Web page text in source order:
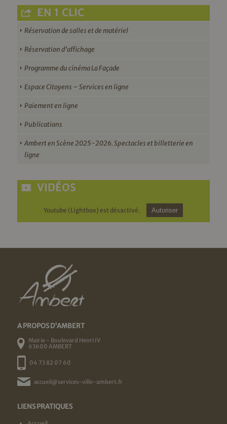
EN 1 CLIC
Réservation de salles et de matériel
Réservation d’affichage
Programme du cinéma La Façade
Espace Citoyens – Services en ligne
Paiement en ligne
Publications
Ambert en Scène 2025-2026. Spectacles et billetterie en
ligne
VIDÉOS
Youtube (Lightbox) est désactivé. Autoriser
A PROPOS D'AMBERT
Mairie - Boulevard Henri IV
63600 AMBERT
04 73 82 07 60
accueil@services-ville-ambert.fr
LIENS PRATIQUES